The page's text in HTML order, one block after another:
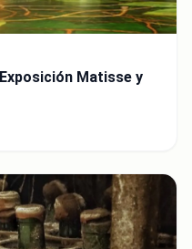
Matisse y